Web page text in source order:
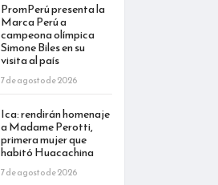
PromPerú presenta la
Marca Perú a
campeona olímpica
Simone Biles en su
visita al país
7 de agosto de 2026
Ica: rendirán homenaje
a Madame Perotti,
primera mujer que
habitó Huacachina
7 de agosto de 2026